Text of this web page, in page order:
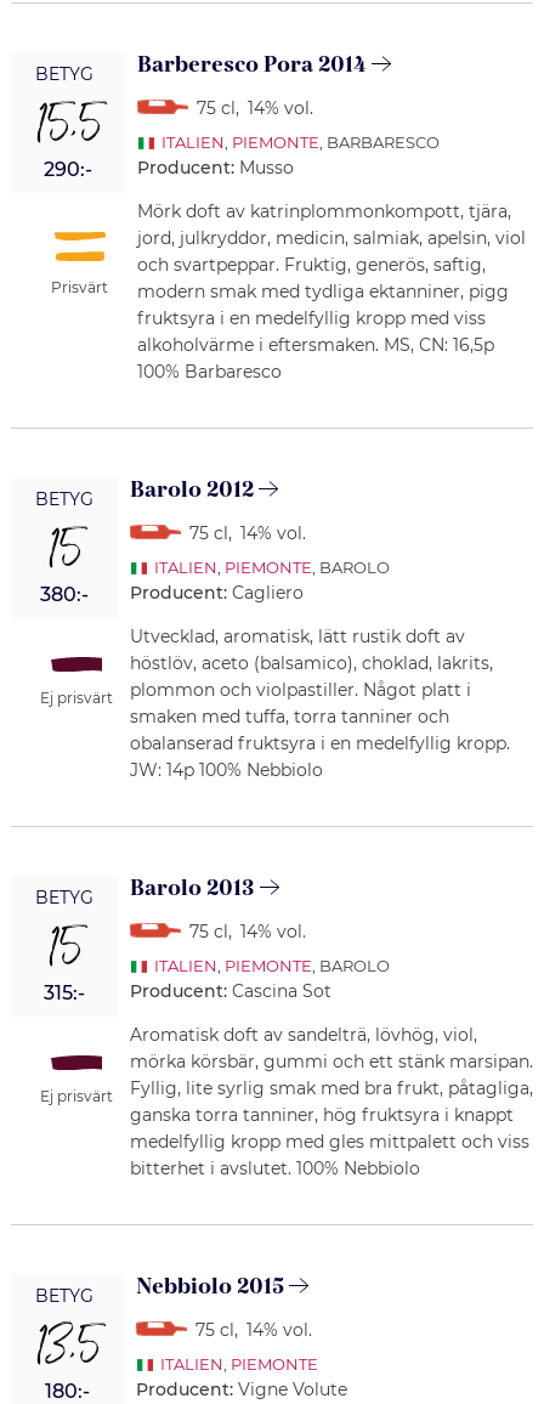
BETYG
15,5
290:-
Prisvärt
Barberesco Pora 2014
75 cl, 14% vol.
ITALIEN PIEMONTE , BARBARESCO
Producent: Musso
Mörk doft av katrinplommonkompott, tjära,
jord, julkryddor, medicin, salmiak, apelsin, viol
och svartpeppar. Fruktig, generös, saftig,
modern smak med tydliga ektanniner, pigg
fruktsyra i en medelfyllig kropp med viss
alkoholvärme i eftersmaken. MS, CN: 16,5p
100% Barbaresco
BETYG
15
380:-
Ej prisvärt
Barolo 2012
75 cl, 14% vol.
ITALIEN PIEMONTE , BAROLO
Producent: Cagliero
Utvecklad, aromatisk, lätt rustik doft av
höstlöv, aceto (balsamico), choklad, lakrits,
plommon och violpastiller. Något platt i
smaken med tuffa, torra tanniner och
obalanserad fruktsyra i en medelfyllig kropp.
JW: 14p 100% Nebbiolo
BETYG
15
315:-
Ej prisvärt
Barolo 2013
75 cl, 14% vol.
ITALIEN PIEMONTE , BAROLO
Producent: Cascina Sot
Aromatisk doft av sandelträ, lövhög, viol,
mörka körsbär, gummi och ett stänk marsipan.
Fyllig, lite syrlig smak med bra frukt, påtagliga,
ganska torra tanniner, hög fruktsyra i knappt
medelfyllig kropp med gles mittpalett och viss
bitterhet i avslutet. 100% Nebbiolo
BETYG
13,5
180:-
Nebbiolo 2015
75 cl, 14% vol.
ITALIEN PIEMONTE
Producent: Vigne Volute